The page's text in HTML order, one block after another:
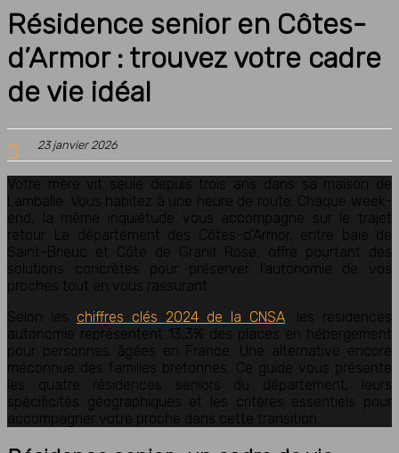
Résidence senior en Côtes-
d’Armor : trouvez votre cadre
de vie idéal
23 janvier 2026
Votre mère vit seule depuis trois ans dans sa maison de
Lamballe. Vous habitez à une heure de route. Chaque week-
end, la même inquiétude vous accompagne sur le trajet
retour. Le département des Côtes-d’Armor, entre baie de
Saint-Brieuc et Côte de Granit Rose, offre pourtant des
solutions concrètes pour préserver l’autonomie de vos
proches tout en vous rassurant.
Selon les chiffres clés 2024 de la CNSA, les résidences
autonomie représentent 13,3% des places en hébergement
pour personnes âgées en France. Une alternative encore
méconnue des familles bretonnes. Ce guide vous présente
les quatre résidences seniors du département, leurs
spécificités géographiques et les critères essentiels pour
accompagner votre proche dans cette transition.